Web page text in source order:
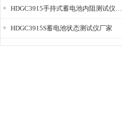
HDGC3915手持式蓄电池内阻测试仪厂家
HDGC3915S蓄电池状态测试仪厂家